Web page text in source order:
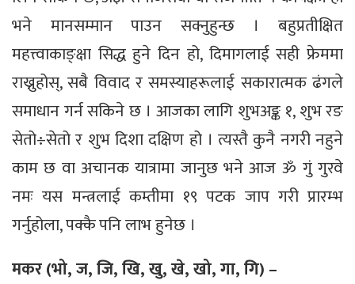
भने मानसम्मान पाउन सक्नुहुन्छ । बहुप्रतीक्षित
महत्त्वाकाङ्क्षा सिद्ध हुने दिन हो, दिमागलाई सही फ्रेममा
राख्नुहोस्, सबै विवाद र समस्याहरूलाई सकारात्मक ढंगले
समाधान गर्न सकिने छ । आजका लागि शुभअङ्क १, शुभ रङ
सेतो÷सेतो र शुभ दिशा दक्षिण हो । त्यस्तै कुनै नगरी नहुने
काम छ वा अचानक यात्रामा जानुछ भने आज ॐ गुं गुरवे
नमः यस मन्त्रलाई कम्तीमा १९ पटक जाप गरी प्रारम्भ
गर्नुहोला, पक्कै पनि लाभ हुनेछ ।
मकर (भो, ज, जि, खि, खु, खे, खो, गा, गि) –